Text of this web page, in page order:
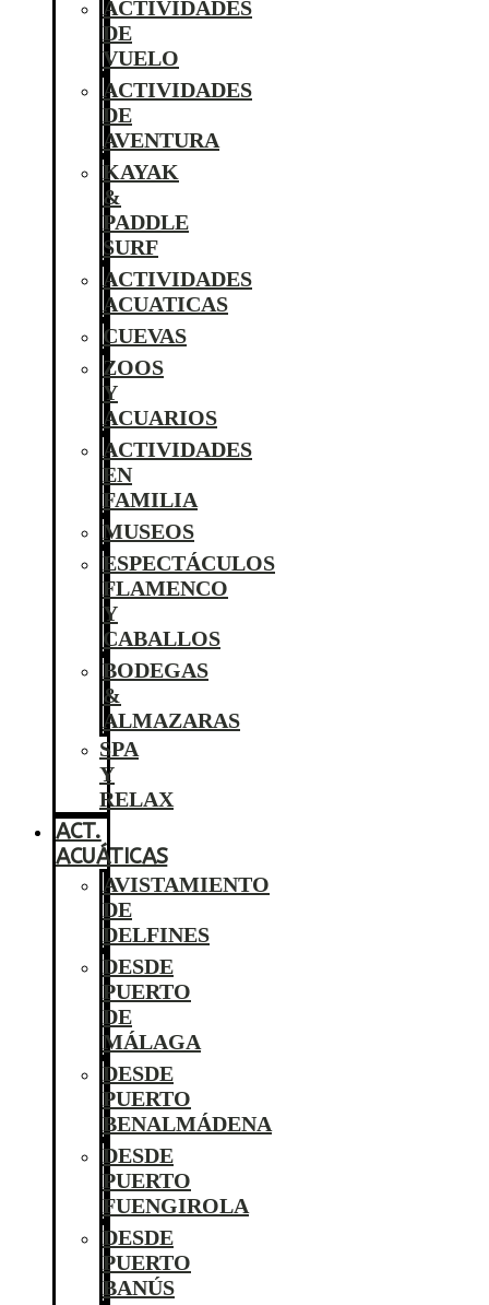
ACTIVIDADES
DE
VUELO
ACTIVIDADES
DE
AVENTURA
KAYAK
&
PADDLE
SURF
ACTIVIDADES
ACUATICAS
CUEVAS
ZOOS
Y
ACUARIOS
ACTIVIDADES
EN
FAMILIA
MUSEOS
ESPECTÁCULOS
FLAMENCO
Y
CABALLOS
BODEGAS
&
ALMAZARAS
SPA
Y
RELAX
ACT.
ACUÁTICAS
AVISTAMIENTO
DE
DELFINES
DESDE
PUERTO
DE
MÁLAGA
DESDE
PUERTO
BENALMÁDENA
DESDE
PUERTO
FUENGIROLA
DESDE
PUERTO
BANÚS